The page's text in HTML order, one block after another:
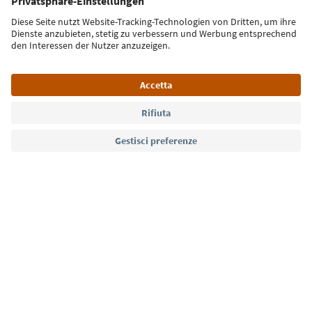
Iscriviti alla newsletter